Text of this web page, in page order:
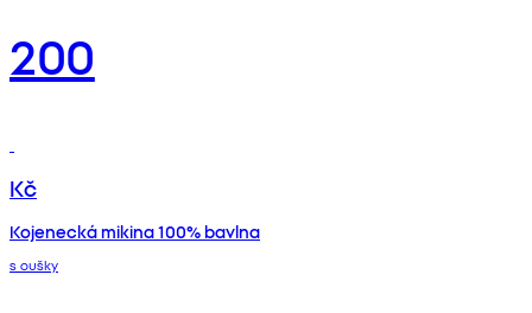
200
Kč
Kojenecká mikina 100% bavlna
s oušky